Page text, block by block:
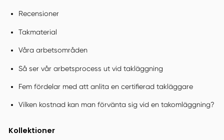
Recensioner
Takmaterial
Våra arbetsområden
Så ser vår arbetsprocess ut vid takläggning
Fem fördelar med att anlita en certifierad takläggare
Vilken kostnad kan man förvänta sig vid en takomläggning?
Kollektioner